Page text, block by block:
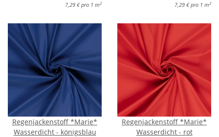
7,29 € pro 1 m 2 7,29 € pro 1 m 2
Regenjackenstoff *Marie*
Wasserdicht - königsblau
Regenjackenstoff *Marie*
Wasserdicht - rot